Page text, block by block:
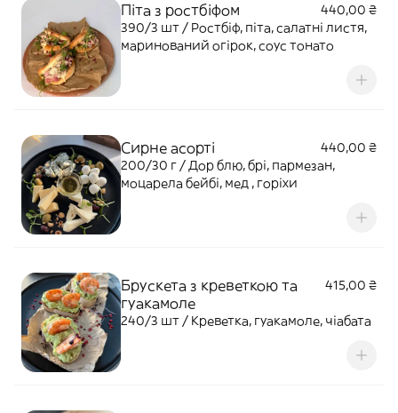
Піта з ростбіфом
440,00 ₴
390/3 шт / Ростбіф, піта, салатні листя,
маринований огірок, соус тонато
Сирне асорті
440,00 ₴
200/30 г / Дор блю, брі, пармезан,
моцарела бейбі, мед , горіхи
Брускета з креветкою та
гуакамоле
415,00 ₴
240/3 шт / Креветка, гуакамоле, чіабата